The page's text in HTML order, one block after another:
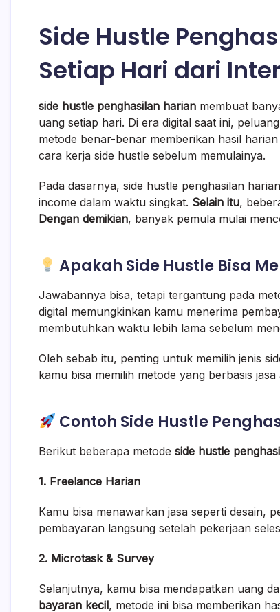
Side Hustle
Setiap Hari dari
side hustle penghasilan harian membuat
uang setiap hari. Di era digital saat ini,
metode benar-benar memberikan hasil
cara kerja side hustle sebelum memulainya.
Pada dasarnya, side hustle penghasilan
income dalam waktu singkat. Selain itu,
Dengan demikian, banyak pemula mulai
Apakah Side Hustle Bisa
Jawabannya bisa, tetapi tergantung pada
digital memungkinkan kamu menerima
membutuhkan waktu lebih lama sebelum
Oleh sebab itu, penting untuk memilih jenis
kamu bisa memilih metode yang berbasis
Contoh Side Hustle
Berikut beberapa metode side hustle
1. Freelance Harian
Kamu bisa menawarkan jasa seperti desain,
pembayaran langsung setelah pekerjaan
2. Microtask & Survey
Selanjutnya, kamu bisa mendapatkan uang
bayaran kecil, metode ini bisa memberikan